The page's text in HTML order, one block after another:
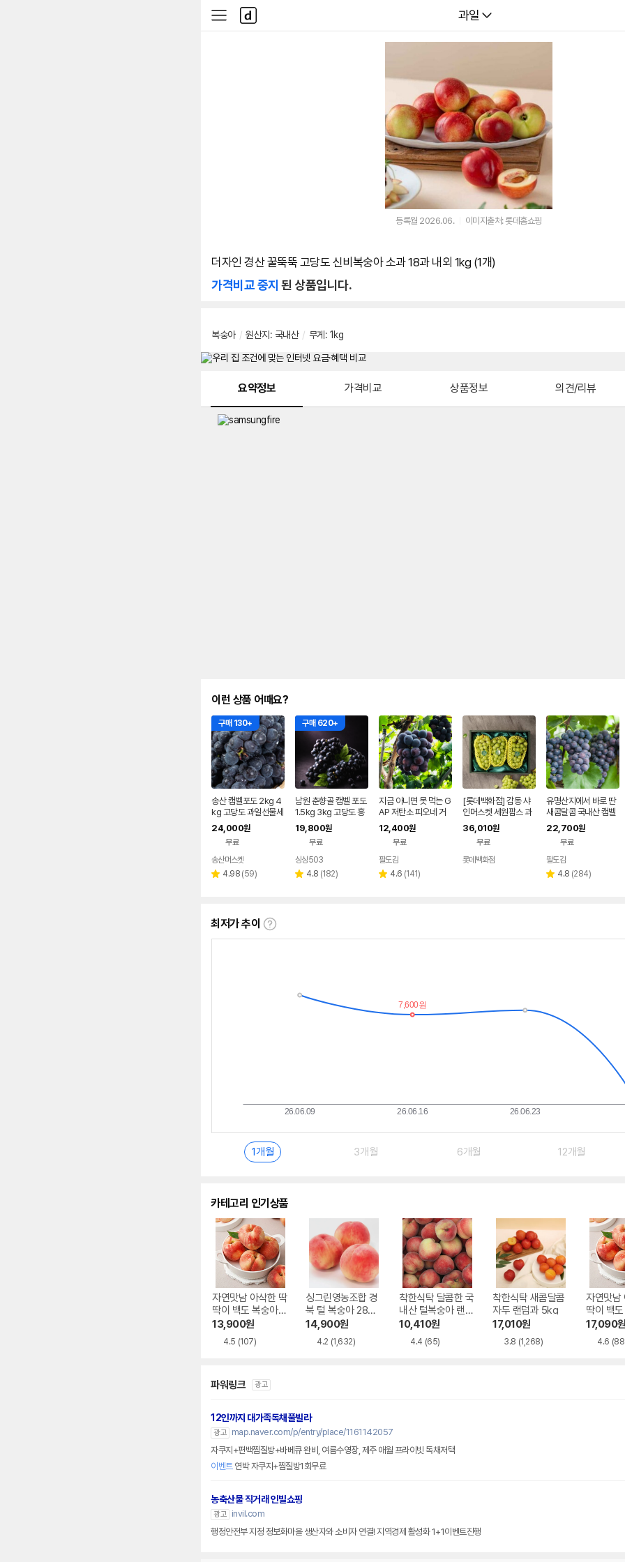
다나와
과일
사
이
다
나
와
등록월 2026.06. 이미지출처: 롯데홈쇼핑
더자인 경산 꿀뚝뚝 고당도 신비복숭아 소과 18과 내외 1kg (1개)
가격비교 중지 된 상품입니다.
복숭아 / 원산지 : 국내산 / 무게 : 1kg
요약정보 가격비교 상품정보 의견/리뷰
이런 상품 어때요?
구매 130+
송산 캠벨포도 2kg 4
kg 고당도 과일선물세
트 제철과일 실속형 선
물용 수출용 gap
24,000원
무료
페이
송산머스켓
별 4.98 리
(59)
구매 620+
남원 춘향골 캠벨 포도
1.5kg 3kg 고당도 흥
부골 하우스 켐벨 포도
제철 과일 선물
19,800원
무료
페이
싱싱503
별 4.8 리
(182)
지금 아니면 못 먹는 G
AP 저탄소 피오네 거
봉 400g이상 1팩
12,400원
무료
팔도감
별 4.6 리
(141)
[롯데백화점] 감동 샤
인머스켓 세원팜스 과
일선물세트(2.3kg 3
수/보자기동봉) LE121
1307679
36,010원
무료
롯데백화점
유명산지에서 바로 딴
새콤달콤 국내산 캠벨
포도 1kg
22,700원
무료
팔도감
별 4.8 리
(284)
최저가 추이
최
1개월 3개월 6개월 12개월
카테고리 인기상품
자연맛남 아삭한 딱
딱이 백도 복숭아
중과 22과 내외 4k
13,900원
4.5 (107)
싱그린영농조합 경
북 털 복숭아 28과
내외 4kg
14,900원
4.2 (1,632)
착한식탁 달콤한 국
내산 털복숭아 랜덤
과 4kg
10,410원
4.4 (65)
착한식탁 새콤달콤
자두 랜덤과 5kg
17,010원
3.8 (1,268)
자연맛남
딱이 백
대과 18
17,090
4.6
파워링크 광고
12인까지 대가족독채풀빌라
광고
map.naver.com/p/entry/place/1161142057
자쿠지+편백찜질방+바베큐 완비, 여름수영장, 제주 애월 프라이빗 독채저택
이벤트연박 자쿠지+찜질방1회무료
농축산물 직거래 인빌쇼핑
광고
invil.com
행정안전부 지정 정보화마을 생산자와 소비자 연결! 지역경제 활성화 1+1이벤트진행